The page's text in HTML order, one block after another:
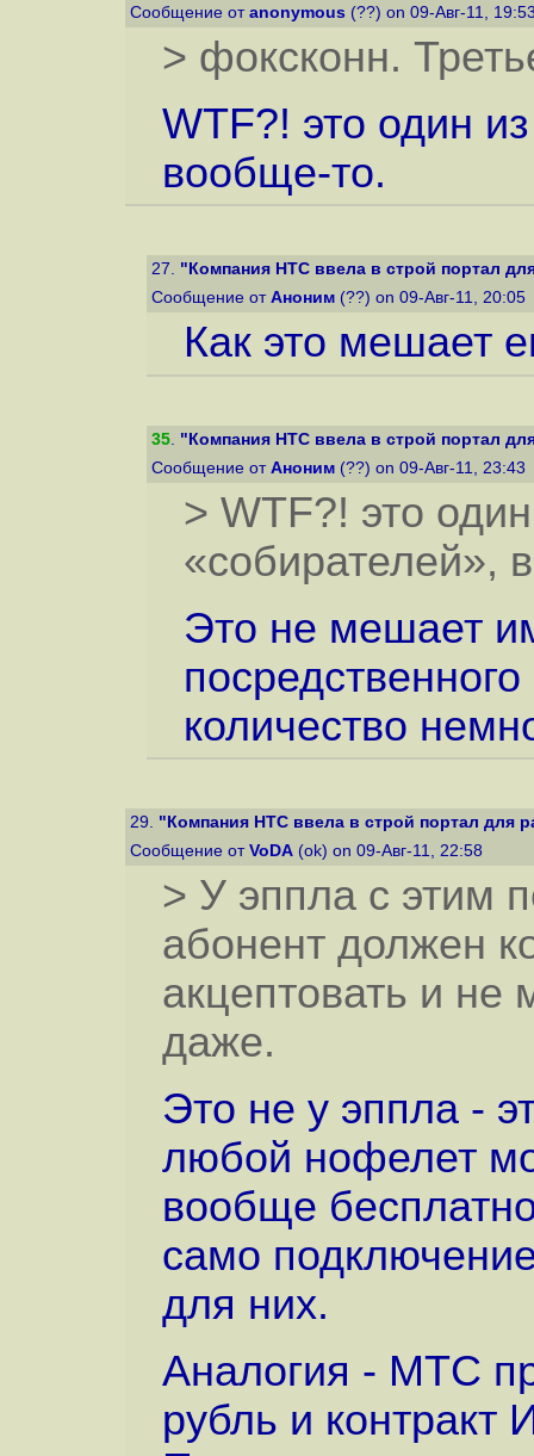
Сообщение от anonymous (??) on 09-Авг-11,
> фоксконн.
WTF?! это один
вообще-то.
27. "Компания HTC ввела в строй портал
Сообщение от Аноним (??) on 09-Авг-11, 20:05
Как это мешает
35. "Компания HTC ввела в строй портал
Сообщение от Аноним (??) on 09-Авг-11, 23:43
> WTF?! это
«собирателей»,
Это не мешает
количество
29. "Компания HTC ввела в строй портал для
Сообщение от VoDA (ok) on 09-Авг-11, 22:58
> У эппла с этим
абонент должен
акцептовать и не
даже.
Это не у эппла -
любой нофелет
вообще
само
для них.
Аналогия - МТС
рубль и контракт